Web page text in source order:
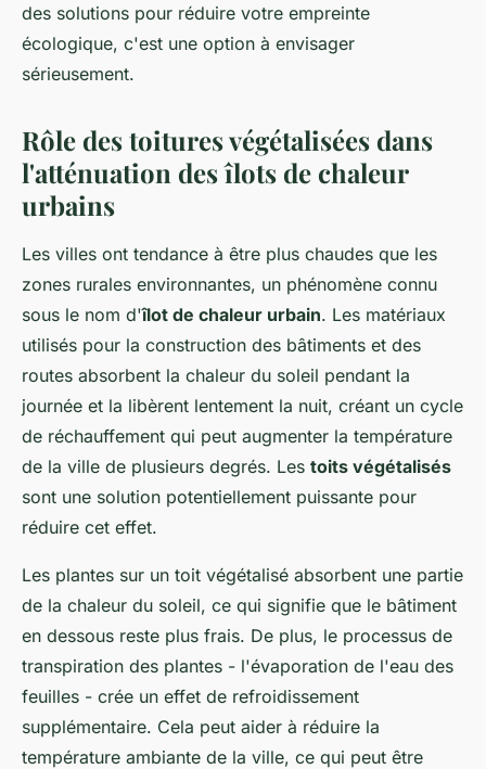
des solutions pour réduire votre empreinte
écologique, c'est une option à envisager
sérieusement.
Rôle des toitures végétalisées dans
l'atténuation des îlots de chaleur
urbains
Les villes ont tendance à être plus chaudes que les
zones rurales environnantes, un phénomène connu
sous le nom d'îlot de chaleur urbain. Les matériaux
utilisés pour la construction des bâtiments et des
routes absorbent la chaleur du soleil pendant la
journée et la libèrent lentement la nuit, créant un cycle
de réchauffement qui peut augmenter la température
de la ville de plusieurs degrés. Les toits végétalisés
sont une solution potentiellement puissante pour
réduire cet effet.
Les plantes sur un toit végétalisé absorbent une partie
de la chaleur du soleil, ce qui signifie que le bâtiment
en dessous reste plus frais. De plus, le processus de
transpiration des plantes - l'évaporation de l'eau des
feuilles - crée un effet de refroidissement
supplémentaire. Cela peut aider à réduire la
température ambiante de la ville, ce qui peut être